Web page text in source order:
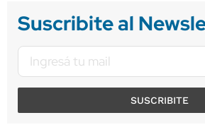
Suscribite al
SUSCRIBITE